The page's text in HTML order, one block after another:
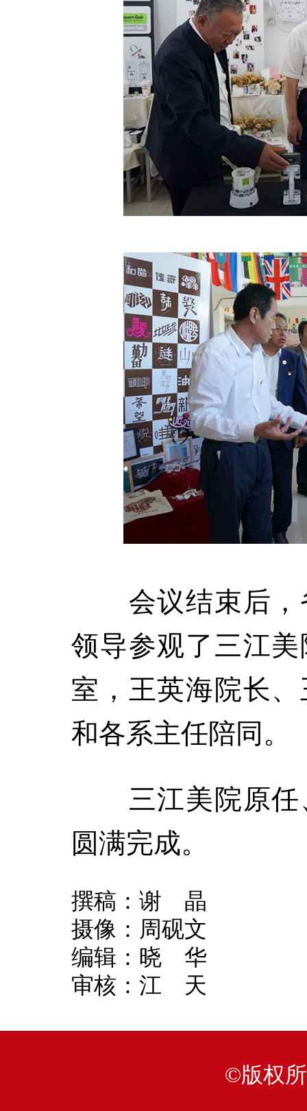
会议结束后，
领导参观了三江
室，王英海院长
和各系主任陪同。
三江美院原任
圆满完成。
撰稿：谢 晶
摄像：周砚文
编辑：晓 华
审核：江 天
©版权